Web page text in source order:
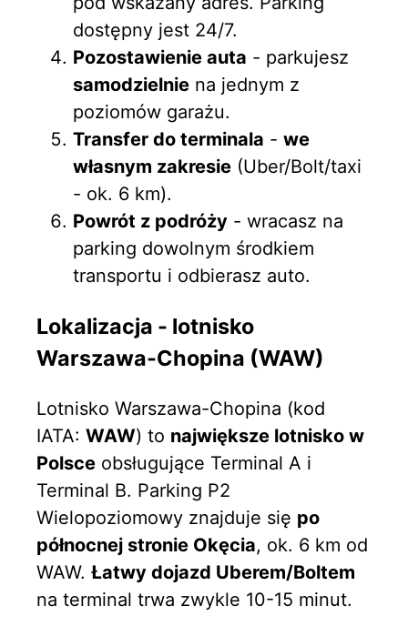
dostępny jest 24/7.
Pozostawienie auta - parkujesz
samodzielnie na jednym z
poziomów garażu.
Transfer do terminala - we
własnym zakresie (Uber/Bolt/taxi
- ok. 6 km).
Powrót z podróży - wracasz na
parking dowolnym środkiem
transportu i odbierasz auto.
Lokalizacja - lotnisko
Warszawa-Chopina (WAW)
Lotnisko Warszawa-Chopina (kod
IATA: WAW) to największe lotnisko w
Polsce obsługujące Terminal A i
Terminal B. Parking P2
Wielopoziomowy znajduje się po
północnej stronie Okęcia, ok. 6 km od
WAW. Łatwy dojazd Uberem/Boltem
na terminal trwa zwykle 10-15 minut.